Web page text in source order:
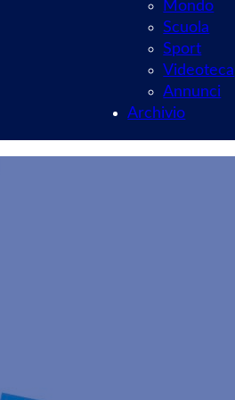
Mondo
Scuola
Sport
Videoteca
Annunci
Archivio